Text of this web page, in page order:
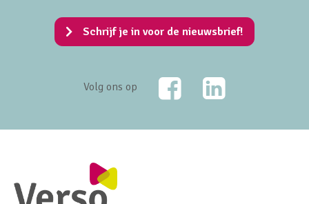
Schrijf je in voor de nieuwsbrief!
Volg ons op
FacebookLinkedIn